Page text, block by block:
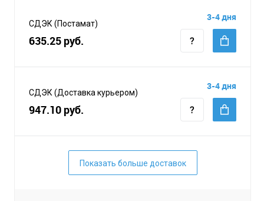
СДЭК (Постамат)
635.25 руб.
3-4 дня
СДЭК (Доставка курьером)
947.10 руб.
3-4 дня
Показать больше доставок